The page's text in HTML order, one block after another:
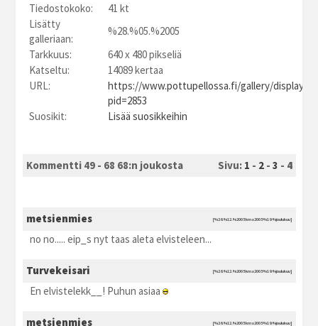
Tiedostokoko:
41 kt
Lisätty
galleriaan:
%28.%05.%2005
Tarkkuus:
640 x 480 pikseliä
Katseltu:
14089 kertaa
URL:
https://www.pottupellossa.fi/gallery/
pid=2853
Suosikit:
Lisää suosikkeihin
Kommentti 49 - 68 68:n joukosta Sivu: 1 - 2- 3 - 4
metsienmies [%26.%12.%2005 kma2005 %19:%joulukuu]
no no..... eip_s nyt taas aleta elvisteleen...
Turvekeisari [%26.%12.%2005 kma2005 %19:%joulukuu]
En elvistelekk__! Puhun asiaa
metsienmies [%26.%12.%2005 kma2005 %19:%joulukuu]